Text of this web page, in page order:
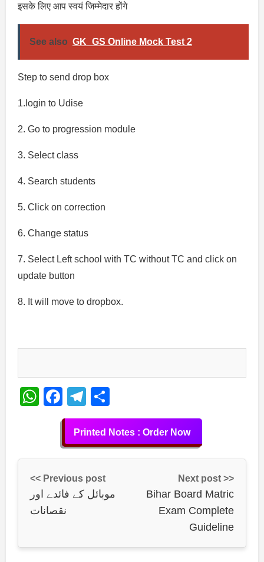
इसके लिए आप स्वयं जिम्मेदार होंगे
See also GK_GS Online Mock Test 2
Step to send drop box
1.login to Udise
2. Go to progression module
3. Select class
4. Search students
5. Click on correction
6. Change status
7. Select Left school with TC without TC and click on
update button
8. It will move to dropbox.
WhatsApp
Facebook
Telegram
Printed Notes : Order Now
<< Previous post
موبائل کے فائدے اور
نقصانات
Next post >>
Bihar Board Matric
Exam Complete
Guideline